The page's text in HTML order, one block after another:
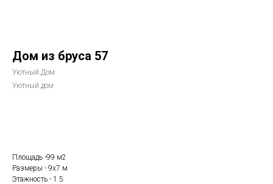
Дом из бруса 57
Уютный Дом
Уютный дом
Площадь -99 м2
Размеры - 9х7 м
Этажность - 1.5